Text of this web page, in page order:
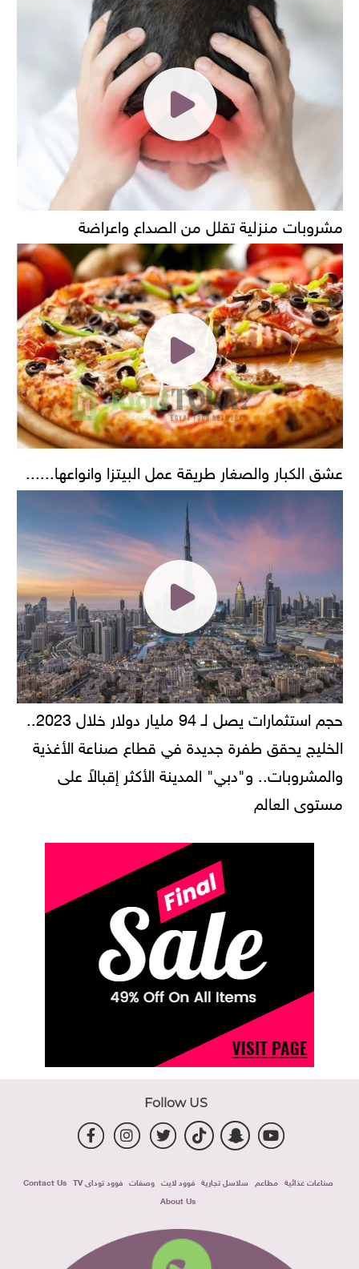
مشروبات منزلية تقلل من الصداع واعراضة
عشق الكبار والصغار طريقة عمل البيتزا وانواعها......
الخليج يحقق طفرة جديدة في قطاع صناعة الأغذية
والمشروبات.. و"دبي" المدينة الأكثر إقبالاً على
مستوى العالم
Follow US
صناعات غذائية مطاعم سلاسل تجارية فوود لايت وصفات فوود توداى TV
Contact Us
About Us